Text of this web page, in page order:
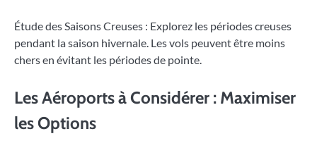
Étude des Saisons Creuses : Explorez les périodes creuses
pendant la saison hivernale. Les vols peuvent être moins
chers en évitant les périodes de pointe.
Les Aéroports à Considérer : Maximiser
les Options